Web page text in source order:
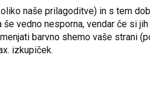
naše prilagoditve) in s tem
vedno nesporna, vendar če si
barvno shemo vaše strani
izkupiček.